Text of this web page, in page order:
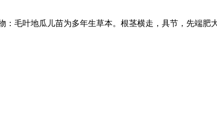
毛叶地瓜儿苗为多年生草本。根茎横走，具节，先端肥